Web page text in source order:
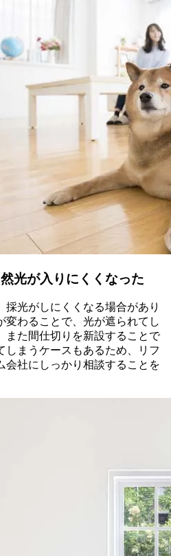
光が入りにくくなった
採光がしにくくなる場合があり
変わることで、光が遮られてし
また間仕切りを新設することで
しまうケースもあるため、リフ
会社にしっかり相談することを